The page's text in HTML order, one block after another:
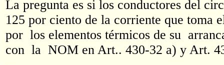
La pregunta es si los conductores del
125 por ciento de la corriente que toma
por los elementos térmicos de su
con la NOM en Art.. 430-32 a) y Art.